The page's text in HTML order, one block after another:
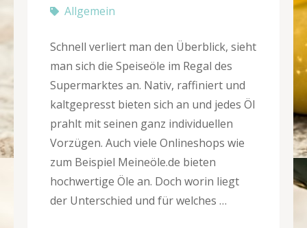
Allgemein
Schnell verliert man den Überblick, sieht
man sich die Speiseöle im Regal des
Supermarktes an. Nativ, raffiniert und
kaltgepresst bieten sich an und jedes Öl
prahlt mit seinen ganz individuellen
Vorzügen. Auch viele Onlineshops wie
zum Beispiel Meineöle.de bieten
hochwertige Öle an. Doch worin liegt
der Unterschied und für welches …